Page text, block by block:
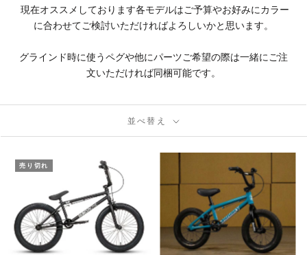
現在オススメしております各モデルはご予算やお好みにカラー
に合わせてご検討いただければよろしいかと思います。
グラインド時に使うペグや他にパーツご希望の際は一緒にご注
文いただければ同梱可能です。
並べ替え
売り切れ